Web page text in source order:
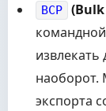
BCP
наоборот.
экспорта